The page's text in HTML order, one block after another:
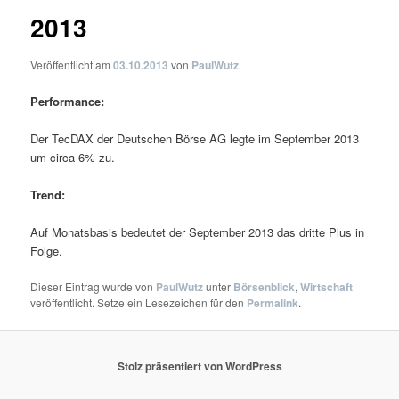
2013
Veröffentlicht am03.10.2013 von PaulWutz
Performance:
Der TecDAX der Deutschen Börse AG legte im September 2013
um circa 6% zu.
Trend:
Auf Monatsbasis bedeutet der September 2013 das dritte Plus in
Folge.
Dieser Eintrag wurde von PaulWutzunter Börsenblick,Wirtschaft
veröffentlicht. Setze ein Lesezeichen für den Permalink.
Stolz präsentiert von WordPress